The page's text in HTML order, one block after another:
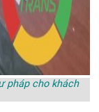
pháp cho khách